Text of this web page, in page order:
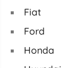
Fiat
Ford
Honda